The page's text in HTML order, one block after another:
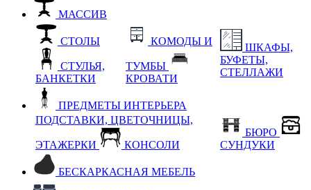
МАССИВ
СТОЛЫ
СТУЛЬЯ,
БАНКЕТКИ
КОМОДЫ И
ТУМБЫ
КРОВАТИ
ШКАФЫ,
БУФЕТЫ,
СТЕЛЛАЖИ
ПРЕДМЕТЫ ИНТЕРЬЕРА
ПОДСТАВКИ, ЦВЕТОЧНИЦЫ,
ЭТАЖЕРКИ КОНСОЛИ
БЮРО
СУНДУКИ
БЕСКАРКАСНАЯ МЕБЕЛЬ